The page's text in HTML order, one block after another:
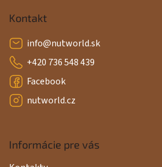
e
Kontakt
info@nutworld.sk
+420 736 548 439
Facebook
nutworld.cz
Informácie pre vás